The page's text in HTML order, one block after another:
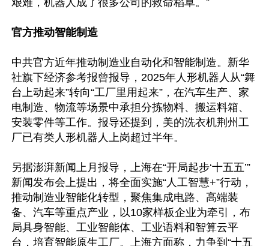
艰难，机器人成了很多公司的救命稻草。”
官方推动智能制造
中共官方近年推动制造业自动化和智能制造。新华
社旗下经济参考报曾报导，2025年人形机器人从“舞
台上动起来”转向“工厂里用起来”，在汽车生产、家
电制造、物流等场景中承担分拣物料、搬运料箱、
安装零件等工作。报导还提到，美的洗衣机荆州工
厂已有类人形机器人上岗超过半年。
另据澎湃新闻上月报导，上海在“开局起步‘十五五’”
新闻发布会上提出，将全面实施“人工智慧+”行动，
推动制造业智能化转型，聚焦集成电路、高端装
备、汽车等重点产业，以10家样板企业为牵引，布
局具身智能、工业智能体、工业语料和智算云平
台，培育智能原生工厂。上海方面称，力争到“十五